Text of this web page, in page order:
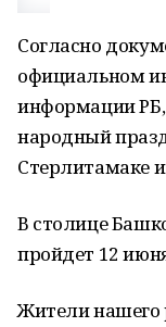
Согласно
официальном
информации
народный
Стерлитамаке
В столице
пройдет 12
Жители нашего